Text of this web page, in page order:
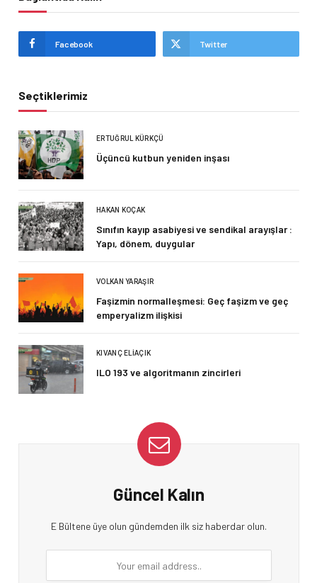
Facebook Twitter
Seçtiklerimiz
ERTUĞRUL KÜRKÇÜ
Üçüncü kutbun yeniden inşası
HAKAN KOÇAK
Sınıfın kayıp asabiyesi ve sendikal arayışlar :
Yapı, dönem, duygular
VOLKAN YARAŞIR
Faşizmin normalleşmesi: Geç faşizm ve geç
emperyalizm ilişkisi
KIVANÇ ELIAÇIK
ILO 193 ve algoritmanın zincirleri
Güncel Kalın
E Bültene üye olun gündemden ilk siz haberdar olun.